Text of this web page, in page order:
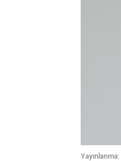
Yayınlanma: